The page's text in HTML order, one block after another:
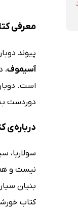
معرفی
پیوند
آسیموف،
است.
دوردست
درباره‌ی
سولاریا،
نیست و